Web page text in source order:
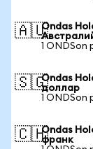
🇦🇺Ondas
1 ONDSon
🇸🇬Ondas
доллар
1 ONDSon
🇨🇭Ondas
франк